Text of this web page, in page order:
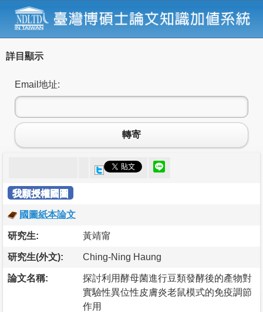
詳目顯示
Email地址:
轉寄
我願授權國圖
國圖紙本論文
研究生: 黃靖甯
研究生(外文): Ching-Ning Haung
論文名稱:
探討利用酵母菌進行豆類發酵後的產物對
實驗性異位性皮膚炎老鼠模式的免疫調節
作用